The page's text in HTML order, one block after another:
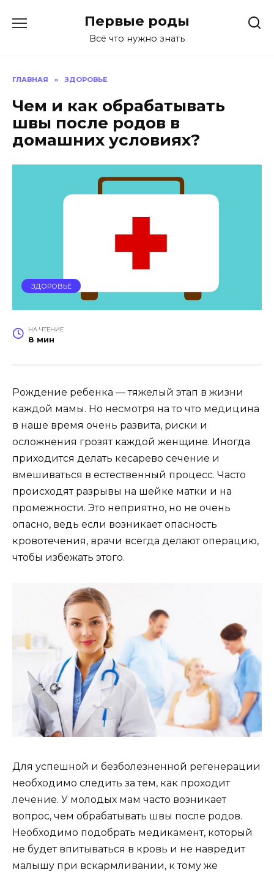
Первые роды
Всё что нужно знать
ГЛАВНАЯ » ЗДОРОВЬЕ
Чем и как обрабатывать
швы после родов в
домашних условиях?
ЗДОРОВЬЕ
НА ЧТЕНИЕ
8 мин
Рождение ребенка — тяжелый этап в жизни
каждой мамы. Но несмотря на то что медицина
в наше время очень развита, риски и
осложнения грозят каждой женщине. Иногда
приходится делать кесарево сечение и
вмешиваться в естественный процесс. Часто
происходят разрывы на шейке матки и на
промежности. Это неприятно, но не очень
опасно, ведь если возникает опасность
кровотечения, врачи всегда делают операцию,
чтобы избежать этого.
Для успешной и безболезненной регенерации
необходимо следить за тем, как проходит
лечение. У молодых мам часто возникает
вопрос, чем обрабатывать швы после родов.
Необходимо подобрать медикамент, который
не будет впитываться в кровь и не навредит
малышу при вскармливании, к тому же